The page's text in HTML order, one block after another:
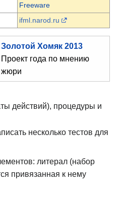
Freeware
ifml.narod.ru
Золотой Хомяк 2013
Проект года по мнению
жюри
действий), процедуры и
несколько тестов для
литерал (набор
привязанная к нему